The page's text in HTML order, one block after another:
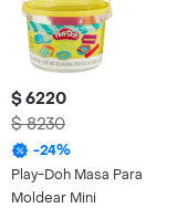
$ 6220
$ 8230
-24%
Play-Doh Masa Para
Moldear Mini